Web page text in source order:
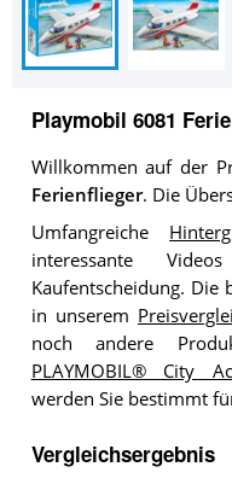
Playmobil 6081
Willkommen auf der
Ferienflieger. Die
Umfangreiche
interessante
Kaufentscheidung. Die
in unserem
noch andere
PLAYMOBIL® City
werden Sie bestimmt
Vergleichsergebnis